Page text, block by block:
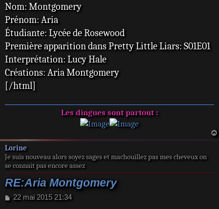
Nom: Montgomery
Prénom: Aria
Étudiante: Lycée de Rosewood
Première apparition dans Pretty Little Liars: S01E01
Interprétation: Lucy Hale
Créations: Aria Montgomery
[/html]
Les dingues sont partout :
Lorine
Je suis nouveau alors soyez sages et machouillez pas mes cheveux on
se connait pas encore assez
RE:Aria Montgomery
M
22 mai 2015 21:34